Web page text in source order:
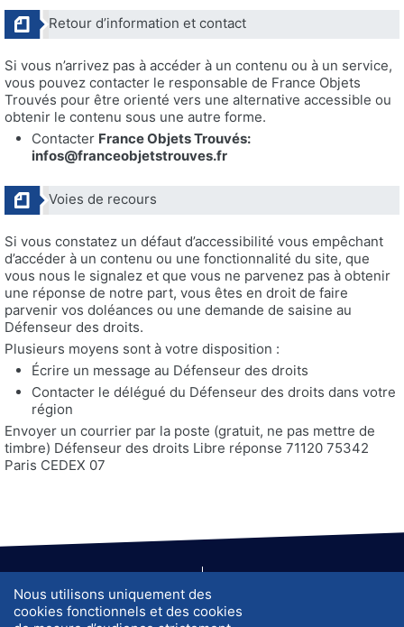
Retour d’information et contact
Si vous n’arrivez pas à accéder à un contenu ou à un service,
vous pouvez contacter le responsable de France Objets
Trouvés pour être orienté vers une alternative accessible ou
obtenir le contenu sous une autre forme.
Contacter France Objets Trouvés:
infos@franceobjetstrouves.fr
Voies de recours
Si vous constatez un défaut d’accessibilité vous empêchant
d’accéder à un contenu ou une fonctionnalité du site, que
vous nous le signalez et que vous ne parvenez pas à obtenir
une réponse de notre part, vous êtes en droit de faire
parvenir vos doléances ou une demande de saisine au
Défenseur des droits.
Plusieurs moyens sont à votre disposition :
Écrire un message au Défenseur des droits
Contacter le délégué du Défenseur des droits dans votre
région
Envoyer un courrier par la poste (gratuit, ne pas mettre de
timbre) Défenseur des droits Libre réponse 71120 75342
Paris CEDEX 07
Vie privée
CGU
Nous utilisons uniquement des
cookies fonctionnels et des cookies